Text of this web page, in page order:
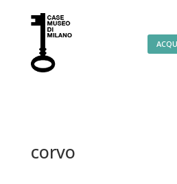
corvo